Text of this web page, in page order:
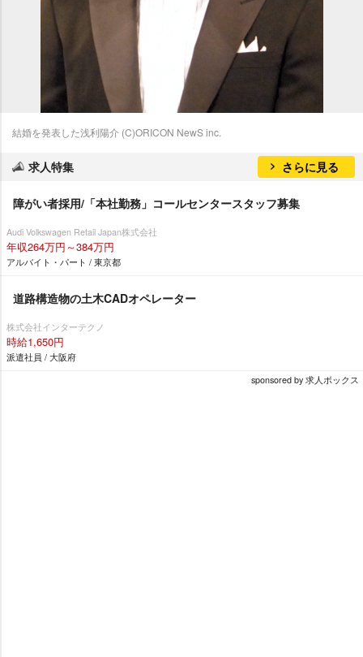
結婚を発表した浅利陽介 (C)ORICON NewS inc.
求人特集 さらに見る
障がい者採用/「本社勤務」コールセンタースタッフ募集
Audi Volkswagen Retail Japan株式会社
年収264万円～384万円
アルバイト・パート / 東京都
道路構造物の土木CADオペレーター
株式会社インターテクノ
時給1,650円
派遣社員 / 大阪府
sponsored by 求人ボックス